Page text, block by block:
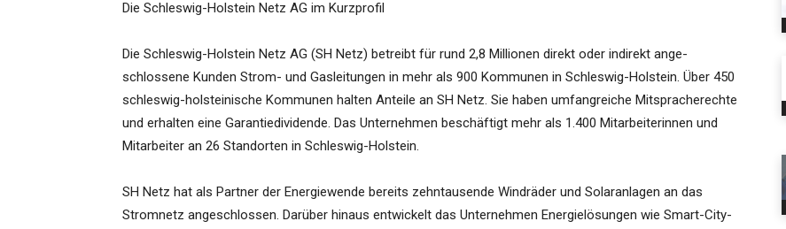
Die Schleswig-Holstein Netz AG im Kurzprofil
Die Schleswig-Holstein Netz AG (SH Netz) betreibt für rund 2,8 Millionen direkt oder indirekt ange-
schlossene Kunden Strom- und Gasleitungen in mehr als 900 Kommunen in Schleswig-Holstein. Über 450
schleswig-holsteinische Kommunen halten Anteile an SH Netz. Sie haben umfangreiche Mitspracherechte
und erhalten eine Garantiedividende. Das Unternehmen beschäftigt mehr als 1.400 Mitarbeiterinnen und
Mitarbeiter an 26 Standorten in Schleswig-Holstein.
SH Netz hat als Partner der Energiewende bereits zehntausende Windräder und Solaranlagen an das
Stromnetz angeschlossen. Darüber hinaus entwickelt das Unternehmen Energielösungen wie Smart-City-